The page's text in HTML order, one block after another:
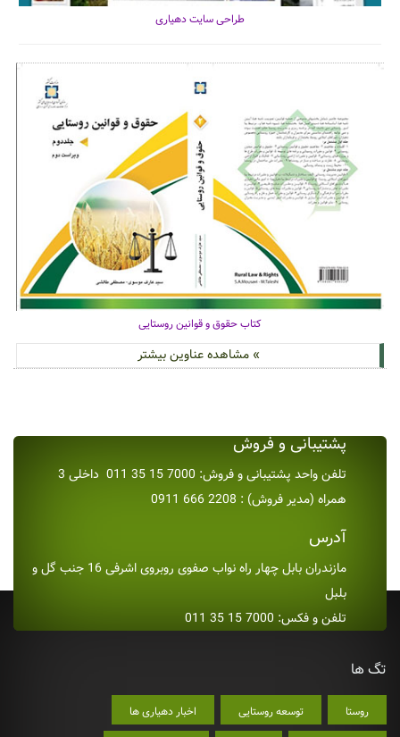
طراحی سایت دهیاری
کتاب حقوق و قوانین روستایی
» مشاهده عناوین بیشتر
پشتیبانی و فروش
تلفن واحد پشتیبانی و فروش: 7000 15 35 011 داخلی 3
همراه (مدیر فروش) : 2208 666 0911
آدرس
مازندران بابل چهار راه نواب صفوی روبروی اشرفی 16 جنب گل و
بلبل
تلفن و فکس: 7000 15 35 011
تگ ها
روستا توسعه روستایی اخبار دهیاری ها